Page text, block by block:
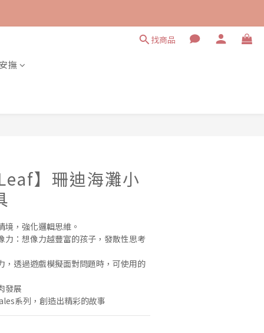
找商品
撫
】珊迪海灘小
，強化邏輯思維。
：想像力越豐富的孩子，發散性思考
透過遊戲模擬面對問題時，可使用的
發展
系列，創造出精彩的故事